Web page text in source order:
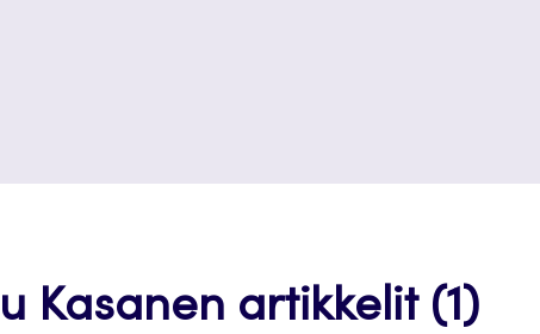
Kasanen artikkelit (1)